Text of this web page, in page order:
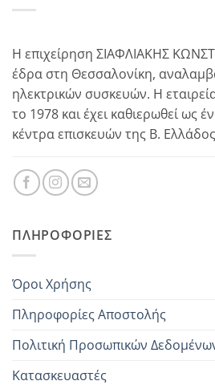
Η επιχείρηση ΣΙΑΦΛΙΑΚΗΣ
έδρα στη Θεσσαλονίκη,
ηλεκτρικών συσκευών. Η
το 1978 και έχει καθιερωθεί ως
κέντρα επισκευών της Β.
ΠΛΗΡΟΦΟΡΊΕΣ
Όροι Χρήσης
Πληροφορίες Αποστολής
Πολιτική Προσωπικών
Κατασκευαστές